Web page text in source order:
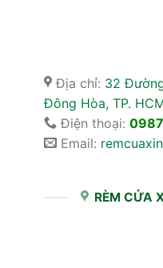
Địa chỉ: 32
Đông Hòa, TP.
Điện thoại:
Email:
RÈM CỬA